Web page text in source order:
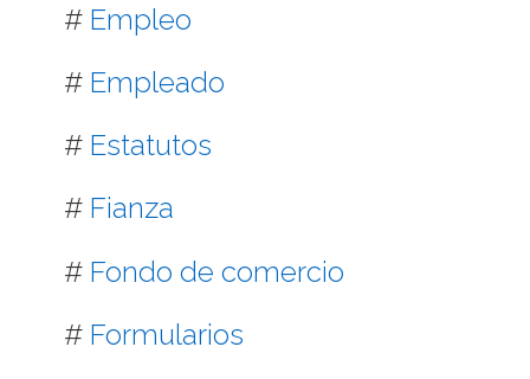
# Empleo
# Empleado
# Estatutos
# Fianza
# Fondo de comercio
# Formularios